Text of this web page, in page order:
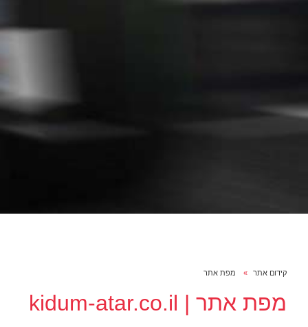
קידום אתר מפת אתר
מפת אתר | kidum-atar.co.il